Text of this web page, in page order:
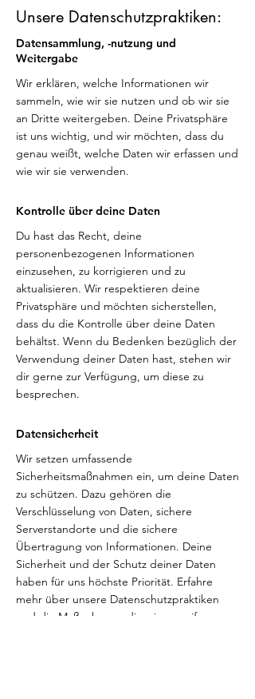
Unsere Datenschutzpraktiken:
Datensammlung, -nutzung und
Weitergabe
Wir erklären, welche Informationen wir
sammeln, wie wir sie nutzen und ob wir sie
an Dritte weitergeben. Deine Privatsphäre
ist uns wichtig, und wir möchten, dass du
genau weißt, welche Daten wir erfassen und
wie wir sie verwenden.
Kontrolle über deine Daten
Du hast das Recht, deine
personenbezogenen Informationen
einzusehen, zu korrigieren und zu
aktualisieren. Wir respektieren deine
Privatsphäre und möchten sicherstellen,
dass du die Kontrolle über deine Daten
behältst. Wenn du Bedenken bezüglich der
Verwendung deiner Daten hast, stehen wir
dir gerne zur Verfügung, um diese zu
besprechen.
Datensicherheit
Wir setzen umfassende
Sicherheitsmaßnahmen ein, um deine Daten
zu schützen. Dazu gehören die
Verschlüsselung von Daten, sichere
Serverstandorte und die sichere
Übertragung von Informationen. Deine
Sicherheit und der Schutz deiner Daten
haben für uns höchste Priorität. Erfahre
mehr über unsere Datenschutzpraktiken
und die Maßnahmen, die wir ergreifen, um